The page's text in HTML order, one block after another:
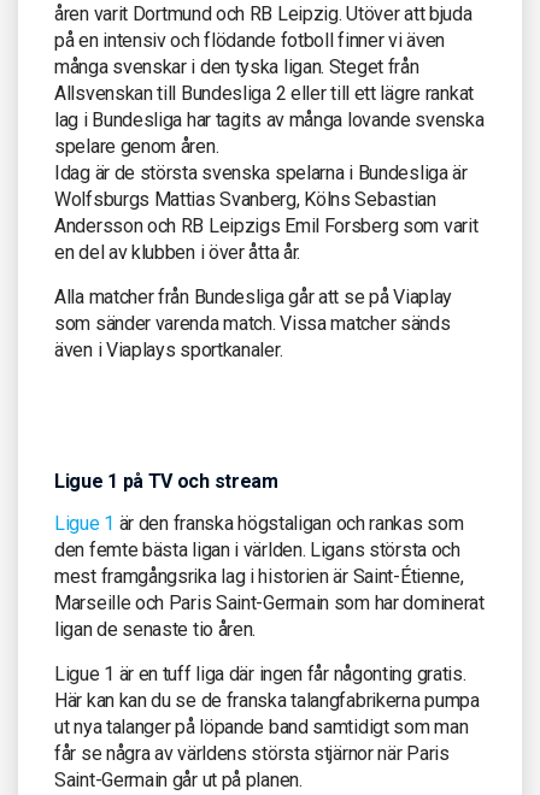
åren varit Dortmund och RB Leipzig. Utöver att bjuda
på en intensiv och flödande fotboll finner vi även
många svenskar i den tyska ligan. Steget från
Allsvenskan till Bundesliga 2 eller till ett lägre rankat
lag i Bundesliga har tagits av många lovande svenska
spelare genom åren.
Idag är de största svenska spelarna i Bundesliga är
Wolfsburgs Mattias Svanberg, Kölns Sebastian
Andersson och RB Leipzigs Emil Forsberg som varit
en del av klubben i över åtta år.
Alla matcher från Bundesliga går att se på Viaplay
som sänder varenda match. Vissa matcher sänds
även i Viaplays sportkanaler.
Ligue 1 på TV och stream
Ligue 1 är den franska högstaligan och rankas som
den femte bästa ligan i världen. Ligans största och
mest framgångsrika lag i historien är Saint-Étienne,
Marseille och Paris Saint-Germain som har dominerat
ligan de senaste tio åren.
Ligue 1 är en tuff liga där ingen får någonting gratis.
Här kan kan du se de franska talangfabrikerna pumpa
ut nya talanger på löpande band samtidigt som man
får se några av världens största stjärnor när Paris
Saint-Germain går ut på planen.